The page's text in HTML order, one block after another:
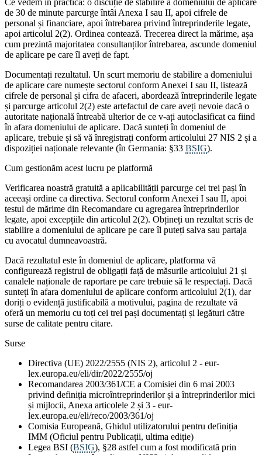
de 30 de minute parcurge întâi Anexa I sau II, apoi cifrele de
personal și financiare, apoi întrebarea privind întreprinderile legate,
apoi articolul 2(2). Ordinea contează. Trecerea direct la mărime, așa
cum prezintă majoritatea consultanților întrebarea, ascunde domeniul
de aplicare pe care îl aveți de fapt.
Documentați rezultatul. Un scurt memoriu de stabilire a domeniului
de aplicare care numește sectorul conform Anexei I sau II, listează
cifrele de personal și cifra de afaceri, abordează întreprinderile legate
și parcurge articolul 2(2) este artefactul de care aveți nevoie dacă o
autoritate națională întreabă ulterior de ce v-ați autoclasificat ca fiind
în afara domeniului de aplicare. Dacă sunteți în domeniul de
aplicare, trebuie și să vă înregistrați conform articolului 27 NIS 2 și a
dispoziției naționale relevante (în Germania: §33 BSIG).
Cum gestionăm acest lucru pe platformă
Verificarea noastră gratuită a aplicabilității parcurge cei trei pași în
aceeași ordine ca directiva. Sectorul conform Anexei I sau II, apoi
testul de mărime din Recomandare cu agregarea întreprinderilor
legate, apoi excepțiile din articolul 2(2). Obțineți un rezultat scris de
stabilire a domeniului de aplicare pe care îl puteți salva sau partaja
cu avocatul dumneavoastră.
Dacă rezultatul este în domeniul de aplicare, platforma vă
configurează registrul de obligații față de măsurile articolului 21 și
canalele naționale de raportare pe care trebuie să le respectați. Dacă
sunteți în afara domeniului de aplicare conform articolului 2(1), dar
doriți o evidență justificabilă a motivului, pagina de rezultate vă
oferă un memoriu cu toți cei trei pași documentați și legături către
surse de calitate pentru citare.
Surse
Directiva (UE) 2022/2555 (NIS 2), articolul 2 - eur-
lex.europa.eu/eli/dir/2022/2555/oj
Recomandarea 2003/361/CE a Comisiei din 6 mai 2003
privind definiția microîntreprinderilor și a întreprinderilor mici
și mijlocii, Anexa articolele 2 și 3 - eur-
lex.europa.eu/eli/reco/2003/361/oj
Comisia Europeană, Ghidul utilizatorului pentru definiția
IMM (Oficiul pentru Publicații, ultima ediție)
Legea BSI (BSIG), §28 astfel cum a fost modificată prin